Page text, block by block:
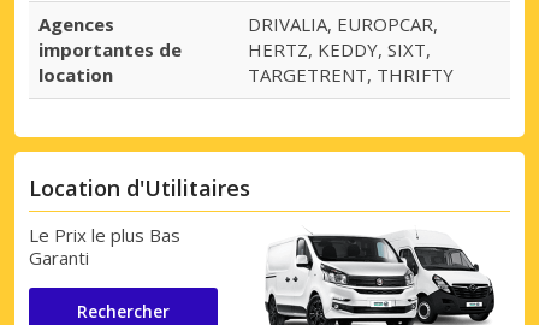
Agences
importantes de
location
DRIVALIA, EUROPCAR,
HERTZ, KEDDY, SIXT,
TARGETRENT, THRIFTY
Location d'Utilitaires
Le Prix le plus Bas
Garanti
Rechercher